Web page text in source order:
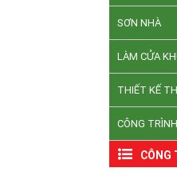
SƠN NHÀ
LÀM CỬA
THIẾT KẾ
CÔNG
CÔNG